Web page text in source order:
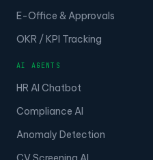
E-Office & Approvals
OKR / KPI Tracking
AI AGENTS
HR AI Chatbot
Compliance AI
Anomaly Detection